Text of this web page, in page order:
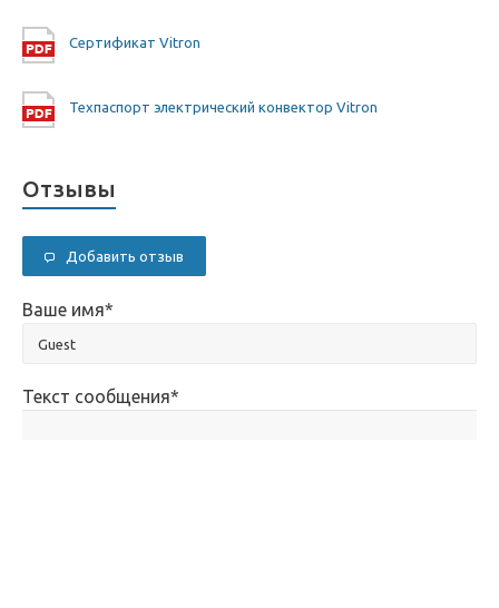
Сертификат Vitron
Техпаспорт электрический конвектор Vitron
Отзывы
Добавить отзыв
Ваше имя*
Текст сообщения*